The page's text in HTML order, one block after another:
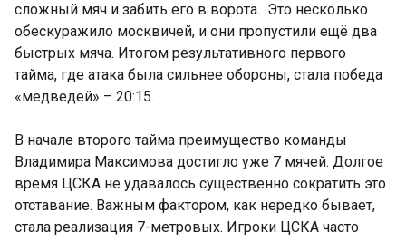
сложный мяч и забить его в ворота. Это несколько
обескуражило москвичей, и они пропустили ещё два
быстрых мяча. Итогом результативного первого
тайма, где атака была сильнее обороны, стала победа
«медведей» – 20:15.
В начале второго тайма преимущество команды
Владимира Максимова достигло уже 7 мячей. Долгое
время ЦСКА не удавалось существенно сократить это
отставание. Важным фактором, как нередко бывает,
стала реализация 7-метровых. Игроки ЦСКА часто